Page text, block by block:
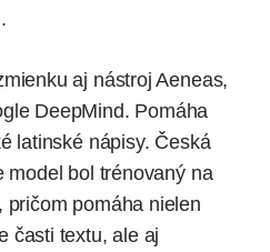
aj nástroj Aeneas,
DeepMind. Pomáha
latinské nápisy. Česká
model bol trénovaný na
pomáha nielen
časti textu, ale aj